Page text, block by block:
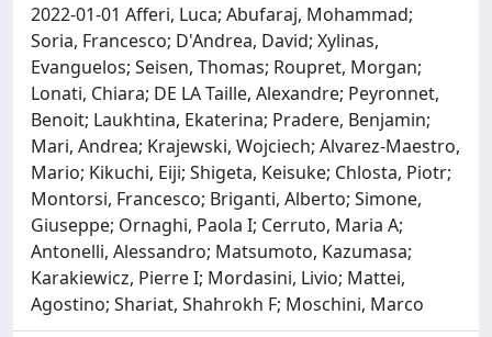
2022-01-01 Afferi, Luca; Abufaraj, Mohammad;
Soria, Francesco; D'Andrea, David; Xylinas,
Evanguelos; Seisen, Thomas; Roupret, Morgan;
Lonati, Chiara; DE LA Taille, Alexandre; Peyronnet,
Benoit; Laukhtina, Ekaterina; Pradere, Benjamin;
Mari, Andrea; Krajewski, Wojciech; Alvarez-Maestro,
Mario; Kikuchi, Eiji; Shigeta, Keisuke; Chlosta, Piotr;
Montorsi, Francesco; Briganti, Alberto; Simone,
Giuseppe; Ornaghi, Paola I; Cerruto, Maria A;
Antonelli, Alessandro; Matsumoto, Kazumasa;
Karakiewicz, Pierre I; Mordasini, Livio; Mattei,
Agostino; Shariat, Shahrokh F; Moschini, Marco